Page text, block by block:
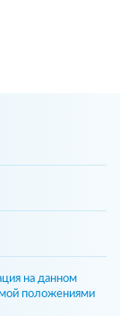
на данном
положениями